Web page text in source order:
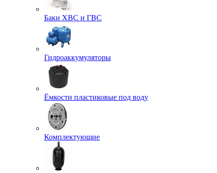
Баки ХВС и ГВС
Гидроаккумуляторы
Ёмкости пластиковые под воду
Комплектующие